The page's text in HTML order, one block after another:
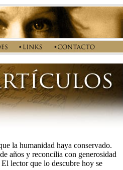
la humanidad haya conservado.
años y reconcilia con generosidad
lector que lo descubre hoy se